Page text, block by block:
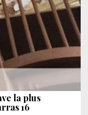
la plus
16